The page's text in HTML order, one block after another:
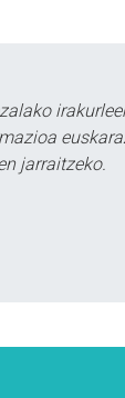
jarraitzeko.